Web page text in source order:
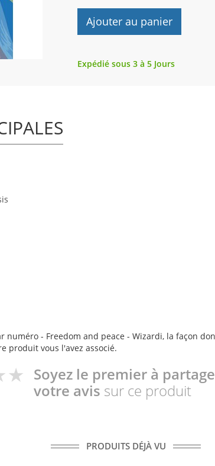
Ajouter au panier
Expédié sous 3 à 5 Jours
- Freedom and peace - Wizardi, la façon
produit vous l'avez associé.
Soyez le premier à
votre avis sur ce produit
PRODUITS DÉJÀ VU